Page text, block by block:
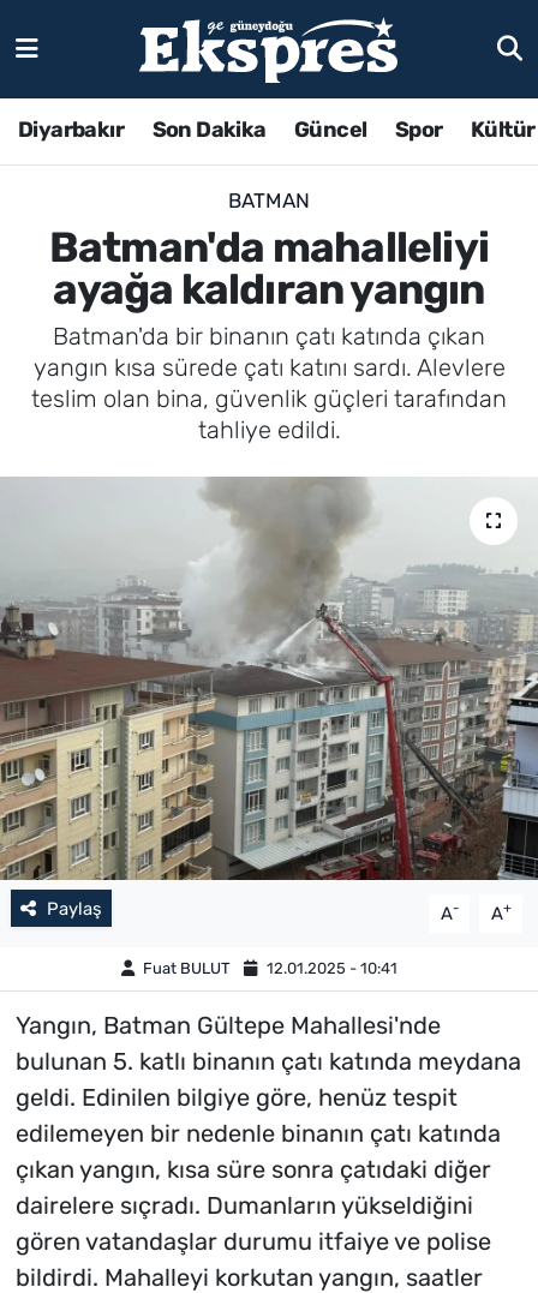
Diyarbakır Son Dakika Güncel Spor
BATMAN
Batman'da mahalleliyi
ayağa kaldıran yangın
Batman'da bir binanın çatı katında çıkan
yangın kısa sürede çatı katını sardı. Alevlere
teslim olan bina, güvenlik güçleri tarafından
tahliye edildi.
Paylaş A- A+
Fuat BULUT 12.01.2025 - 10:41
Yangın, Batman Gültepe Mahallesi'nde
bulunan 5. katlı binanın çatı katında meydana
geldi. Edinilen bilgiye göre, henüz tespit
edilemeyen bir nedenle binanın çatı katında
çıkan yangın, kısa süre sonra çatıdaki diğer
dairelere sıçradı. Dumanların yükseldiğini
gören vatandaşlar durumu itfaiye ve polise
bildirdi. Mahalleyi korkutan yangın, saatler